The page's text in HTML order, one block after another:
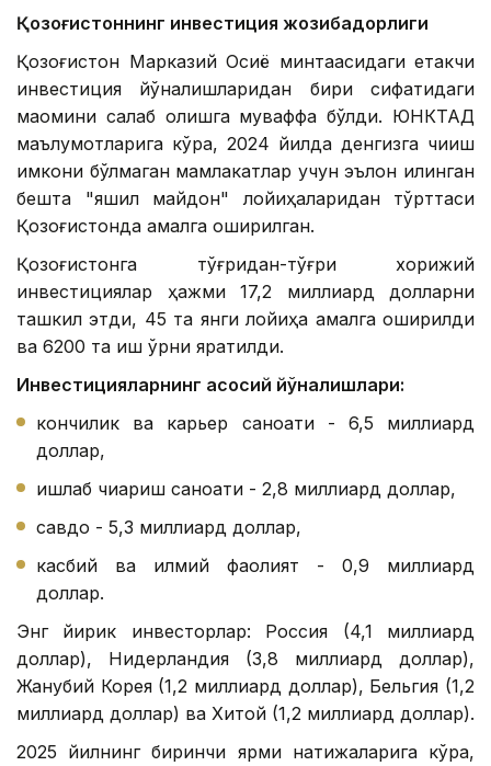
Қозоғистоннинг инвестиция жозибадорлиги
Қозоғистон Марказий Осиё минтақасидаги етакчи
инвестиция йўналишларидан бири сифатидаги
мақомини сақлаб қолишга муваффақ бўлди. ЮНКТАД
маълумотларига кўра, 2024 йилда денгизга чиқиш
имкони бўлмаган мамлакатлар учун эълон қилинган
бешта "яшил майдон" лойиҳаларидан тўрттаси
Қозоғистонда амалга оширилган.
Қозоғистонга тўғридан-тўғри хорижий
инвестициялар ҳажми 17,2 миллиард долларни
ташкил этди, 45 та янги лойиҳа амалга оширилди
ва 6200 та иш ўрни яратилди.
Инвестицияларнинг асосий йўналишлари:
кончилик ва карьер саноати - 6,5 миллиард
доллар,
ишлаб чиқариш саноати - 2,8 миллиард доллар,
савдо - 5,3 миллиард доллар,
касбий ва илмий фаолият - 0,9 миллиард
доллар.
Энг йирик инвесторлар: Россия (4,1 миллиард
доллар), Нидерландия (3,8 миллиард доллар),
Жанубий Корея (1,2 миллиард доллар), Бельгия (1,2
миллиард доллар) ва Хитой (1,2 миллиард доллар).
2025 йилнинг биринчи ярми натижаларига кўра,